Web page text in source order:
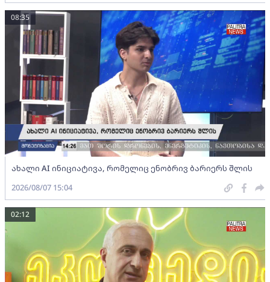
ახალი AI ინიციატივა, რომელიც ენობრივ ბარიერს შლის
08:35
2026/08/07 15:04
02:12